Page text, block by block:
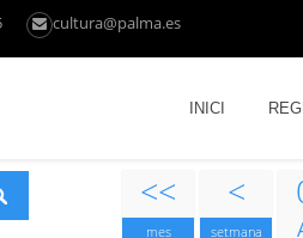
cultura@palma.es
INICI
<<
mes
<
setmana